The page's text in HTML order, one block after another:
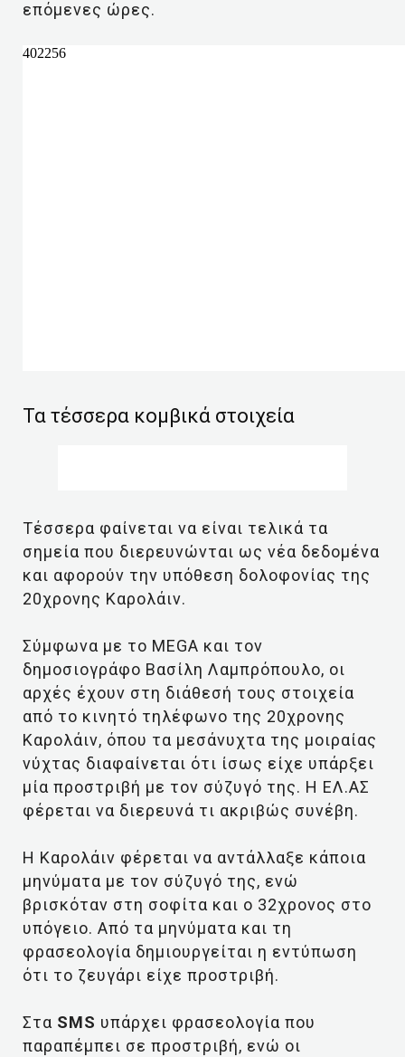
επόμενες ώρες.
Τα τέσσερα κομβικά στοιχεία
Τέσσερα φαίνεται να είναι τελικά τα
σημεία που διερευνώνται ως νέα δεδομένα
και αφορούν την υπόθεση δολοφονίας της
20χρονης Καρολάιν.
Σύμφωνα με το MΕGA και τον
δημοσιογράφο Βασίλη Λαμπρόπουλο, οι
αρχές έχουν στη διάθεσή τους στοιχεία
από το κινητό τηλέφωνο της 20χρονης
Καρολάιν, όπου τα μεσάνυχτα της μοιραίας
νύχτας διαφαίνεται ότι ίσως είχε υπάρξει
μία προστριβή με τον σύζυγό της. Η ΕΛ.ΑΣ
φέρεται να διερευνά τι ακριβώς συνέβη.
Η Καρολάιν φέρεται να αντάλλαξε κάποια
μηνύματα με τον σύζυγό της, ενώ
βρισκόταν στη σοφίτα και ο 32χρονος στο
υπόγειο. Από τα μηνύματα και τη
φρασεολογία δημιουργείται η εντύπωση
ότι το ζευγάρι είχε προστριβή.
Στα SMS υπάρχει φρασεολογία που
παραπέμπει σε προστριβή, ενώ οι